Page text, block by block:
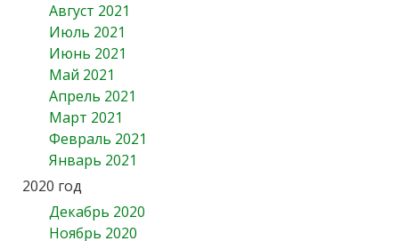
Август 2021
Июль 2021
Июнь 2021
Май 2021
Апрель 2021
Март 2021
Февраль 2021
Январь 2021
2020 год
Декабрь 2020
Ноябрь 2020